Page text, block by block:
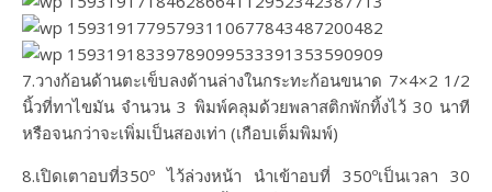
7.วางก้อนด้านตะเข็บลงด้านล่างในกระทะก้อนขนาด 7×4×2 1/2
นิ้วที่ทาไขมัน จำนวน 3 พิมพ์คลุมด้วยพลาสติกพักทิ้งไว้ 30 นาที
หรือจนกว่าจะเพิ่มเป็นสองเท่า (เกือบเต็มพิมพ์)​
8.เปิดเตาอบที่350º ไว้ล่วงหน้า นำเข้าอบที่ 350ºเป็นเวลา 30